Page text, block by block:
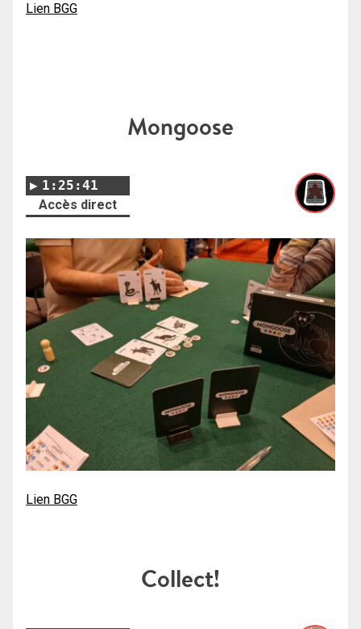
Lien BGG
Mongoose
1:25:41
Accès direct
Lien BGG
Collect!